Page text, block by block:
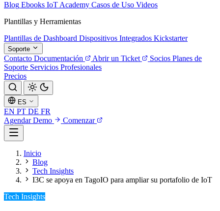
Blog Ebooks IoT Academy Casos de Uso Videos
Plantillas y Herramientas
Plantillas de Dashboard Dispositivos Integrados Kickstarter
Soporte
Contacto Documentación Abrir un Ticket Socios Planes de
Soporte Servicios Profesionales
Precios
ES
EN PT DE FR
Agendar Demo
Comenzar
Inicio
Blog
Tech Insights
I3C se apoya en TagoIO para ampliar su portafolio de IoT
Tech Insights